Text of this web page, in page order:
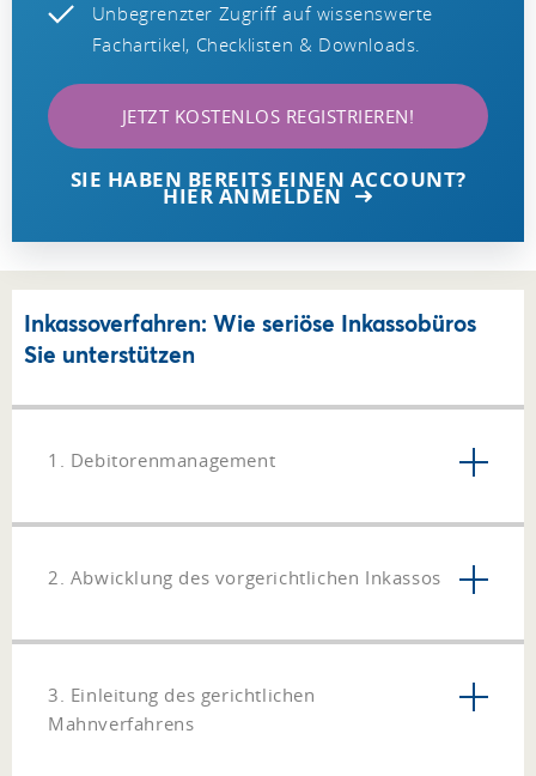
Unbegrenzter Zugriff auf wissenswerte
Fachartikel, Checklisten & Downloads.
JETZT KOSTENLOS REGISTRIEREN!
SIE HABEN BEREITS EINEN ACCOUNT?
HIER ANMELDEN
Inkassoverfahren: Wie seriöse Inkassobüros
Sie unterstützen
1. Debitorenmanagement
2. Abwicklung des vorgerichtlichen Inkassos
3. Einleitung des gerichtlichen
Mahnverfahrens